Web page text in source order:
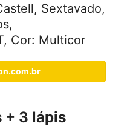
Sextavado,
Cor: Multicor
+ 3 lápis